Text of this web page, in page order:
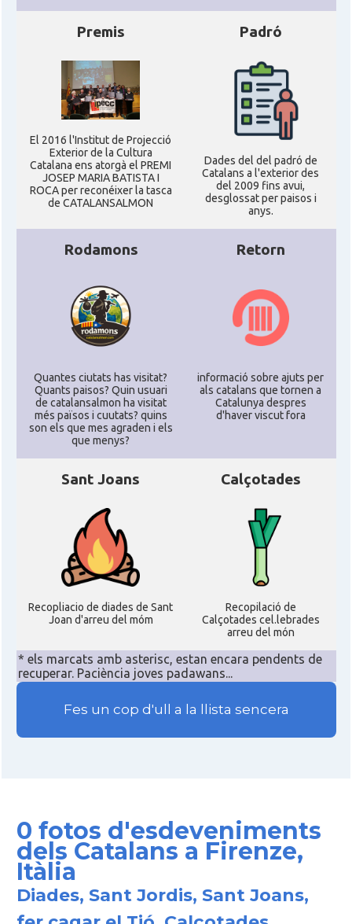
Premis
El 2016 l'Institut de Projecció
Exterior de la Cultura
Catalana ens atorgà el PREMI
JOSEP MARIA BATISTA I
ROCA per reconéixer la tasca
de CATALANSALMON
Padró
Dades del del padró de
Catalans a l'exterior des
del 2009 fins avui,
desglossat per paisos i
anys.
Rodamons
Quantes ciutats has visitat?
Quants paisos? Quin usuari
de catalansalmon ha visitat
més països i cuutats? quins
son els que mes agraden i els
que menys?
Retorn
informació sobre ajuts per
als catalans que tornen a
Catalunya despres
d'haver viscut fora
Sant Joans
Recopliacio de diades de Sant
Joan d'arreu del móm
Calçotades
Recopilació de
Calçotades cel.lebrades
arreu del món
* els marcats amb asterisc, estan encara pendents de
recuperar. Paciència joves padawans...
Fes un cop d'ull a la llista sencera
0 fotos d'esdeveniments
dels Catalans a Firenze,
Itàlia
Diades, Sant Jordis, Sant Joans,